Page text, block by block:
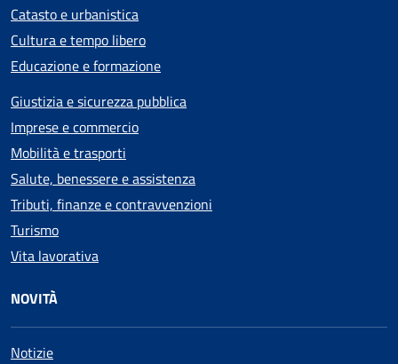
Catasto e urbanistica
Cultura e tempo libero
Educazione e formazione
Giustizia e sicurezza pubblica
Imprese e commercio
Mobilità e trasporti
Salute, benessere e assistenza
Tributi, finanze e contravvenzioni
Turismo
Vita lavorativa
NOVITÀ
Notizie